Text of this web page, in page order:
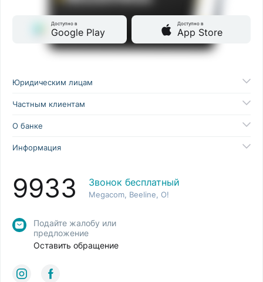
Доступно в
Google Play
Доступно в
App Store
Юридическим лицам
Частным клиентам
О банке
Информация
9933 Звонок бесплатный
Megacom, Beeline, O!
Подайте жалобу или
предложение
Оставить обращение